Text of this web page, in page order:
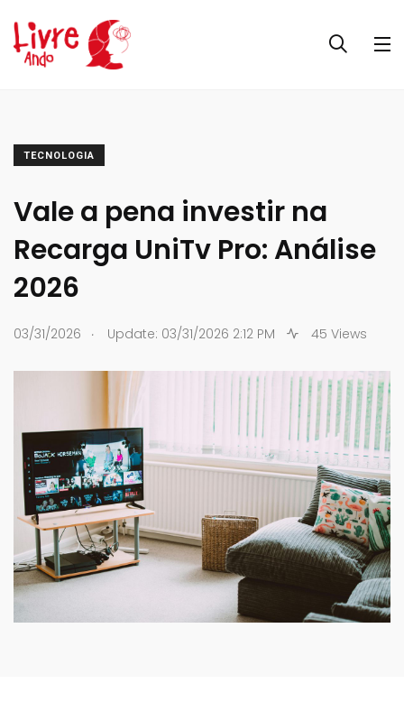
TECNOLOGIA
Vale a pena investir na
Recarga UniTv Pro: Análise
2026
03/31/2026 . Update: 03/31/2026 2:12 PM 45 Views